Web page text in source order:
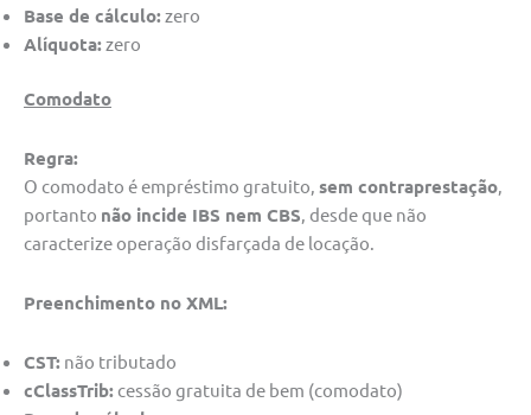
Base de cálculo:zero
Alíquota:zero
Comodato
Regra:
O comodato é empréstimo gratuito, sem contraprestação
portanto não incide IBS nem CBS , desde que não
caracterize operação disfarçada de locação.
Preenchimento no XML:
CST: não tributado
cClassTrib:cessão gratuita de bem (comodato)